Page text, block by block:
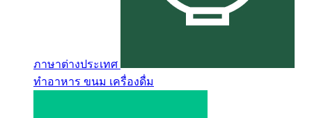
ภาษาต่างประเทศ
ทำอาหาร ขนม เครื่องดื่ม